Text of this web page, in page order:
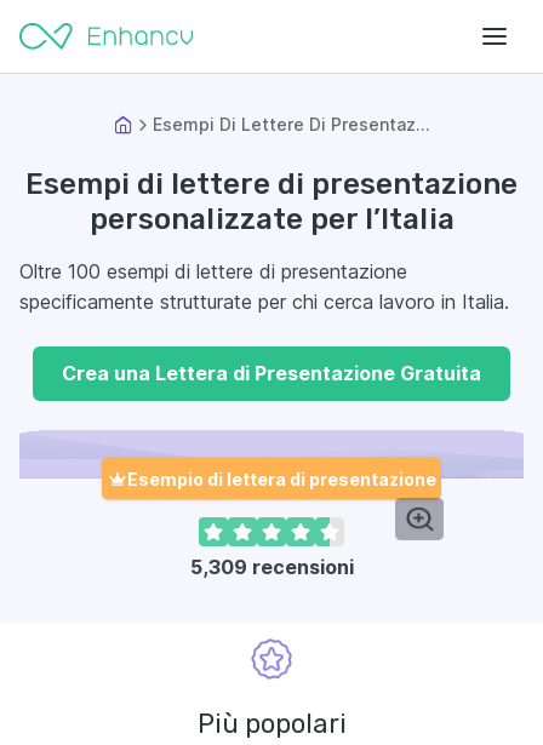
Esempi Di Lettere Di Presentaz...
Esempi di lettere di presentazione
personalizzate per l’Italia
Oltre 100 esempi di lettere di presentazione
specificamente strutturate per chi cerca lavoro in Italia.
Crea una Lettera di Presentazione Gratuita
Esempio di lettera di presentazione
5,309 recensioni
Più popolari